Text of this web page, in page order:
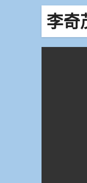
李奇